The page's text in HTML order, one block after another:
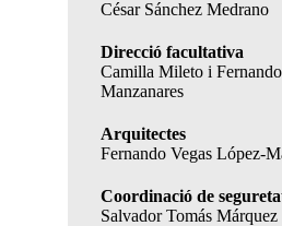
César Sánchez Medrano
Direcció facultativa
Camilla Mileto i
Manzanares
Arquitectes
Fernando Vegas López-
Coordinació de
Salvador Tomás Márquez